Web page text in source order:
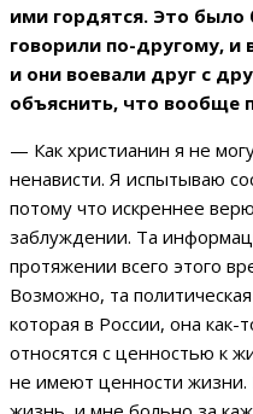
ими гордятся. Это было
говорили по-другому, и
и они воевали друг с
объяснить, что вообще
— Как христианин я не
ненависти. Я испытываю
потому что искреннее
заблуждении. Та
протяжении всего этого
Возможно, та
которая в России, она
относятся с ценностью к
не имеют ценности